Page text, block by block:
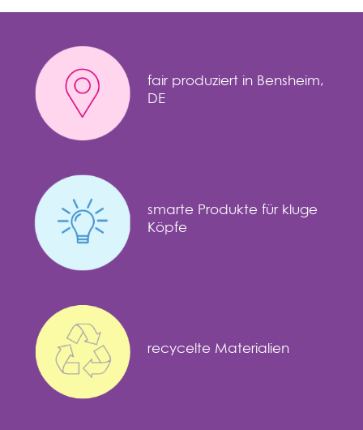
fair produziert in Bensheim,
DE
smarte Produkte für kluge
Köpfe
recycelte Materialien